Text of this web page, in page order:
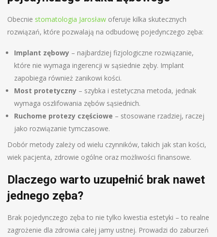
Obecnie stomatologia Jarosław oferuje kilka skutecznych
rozwiązań, które pozwalają na odbudowę pojedynczego zęba:
Implant zębowy – najbardziej fizjologiczne rozwiązanie,
które nie wymaga ingerencji w sąsiednie zęby. Implant
zapobiega również zanikowi kości.
Most protetyczny – szybka i estetyczna metoda, jednak
wymaga oszlifowania zębów sąsiednich.
Ruchome protezy częściowe – stosowane rzadziej, raczej
jako rozwiązanie tymczasowe.
Dobór metody zależy od wielu czynników, takich jak stan kości,
wiek pacjenta, zdrowie ogólne oraz możliwości finansowe.
Dlaczego warto uzupełnić brak nawet
jednego zęba?
Brak pojedynczego zęba to nie tylko kwestia estetyki – to realne
zagrożenie dla zdrowia całej jamy ustnej. Prowadzi do zaburzeń